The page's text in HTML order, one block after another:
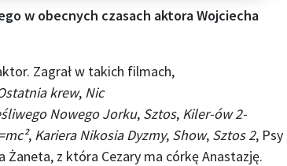
w obecnych czasach aktora Wojciecha
Zagrał w takich filmach,
krew, Nic
Nowego Jorku, Sztos, Kiler-ów 2-
, Kariera Nikosia Dyzmy, Show, Sztos 2, Psy
z która Cezary ma córkę Anastazję.